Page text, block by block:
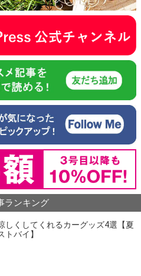
ランキング
しくしてくれるカーグッズ4選【夏
トバイ】